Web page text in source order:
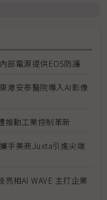
部電源提供EOS防護
港安泰醫院導入AI影像
推動工業控制革新
手美商Juxta引進尖端
相AI WAVE 主打企業